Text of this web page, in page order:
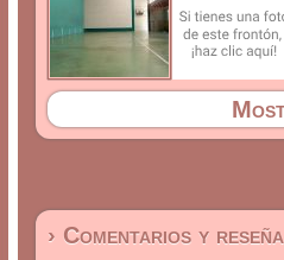
› Comentarios y